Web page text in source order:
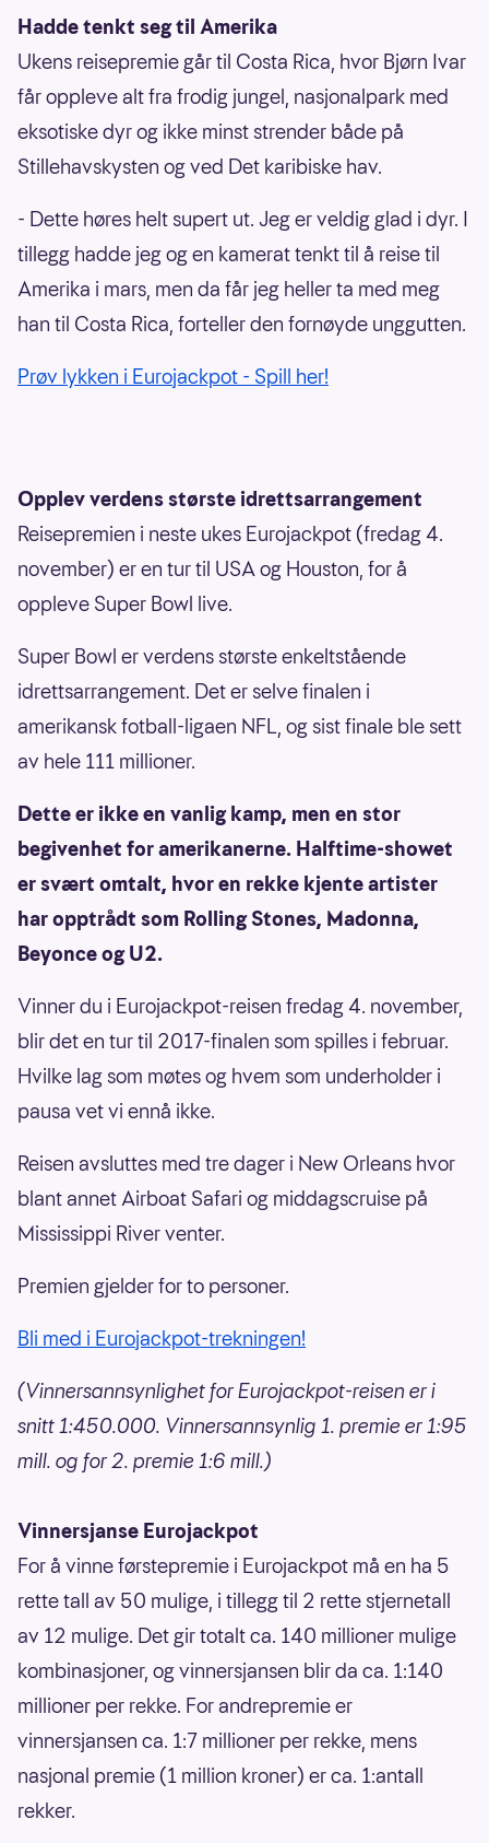
Hadde tenkt seg til Amerika
Ukens reisepremie går til Costa Rica, hvor Bjørn Ivar
får oppleve alt fra frodig jungel, nasjonalpark med
eksotiske dyr og ikke minst strender både på
Stillehavskysten og ved Det karibiske hav.
- Dette høres helt supert ut. Jeg er veldig glad i dyr. I
tillegg hadde jeg og en kamerat tenkt til å reise til
Amerika i mars, men da får jeg heller ta med meg
han til Costa Rica, forteller den fornøyde unggutten.
Prøv lykken i Eurojackpot - Spill her!
Opplev verdens største idrettsarrangement
Reisepremien i neste ukes Eurojackpot (fredag 4.
november) er en tur til USA og Houston, for å
oppleve Super Bowl live.
Super Bowl er verdens største enkeltstående
idrettsarrangement. Det er selve finalen i
amerikansk fotball-ligaen NFL, og sist finale ble sett
av hele 111 millioner.
Dette er ikke en vanlig kamp, men en stor
begivenhet for amerikanerne. Halftime-showet
er svært omtalt, hvor en rekke kjente artister
har opptrådt som Rolling Stones, Madonna,
Beyonce og U2.
Vinner du i Eurojackpot-reisen fredag 4. november,
blir det en tur til 2017-finalen som spilles i februar.
Hvilke lag som møtes og hvem som underholder i
pausa vet vi ennå ikke.
Reisen avsluttes med tre dager i New Orleans hvor
blant annet Airboat Safari og middagscruise på
Mississippi River venter.
Premien gjelder for to personer.
Bli med i Eurojackpot-trekningen!
(Vinnersannsynlighet for Eurojackpot-reisen er i
snitt 1:450.000. Vinnersannsynlig 1. premie er 1:95
mill. og for 2. premie 1:6 mill.)
Vinnersjanse Eurojackpot
For å vinne førstepremie i Eurojackpot må en ha 5
rette tall av 50 mulige, i tillegg til 2 rette stjernetall
av 12 mulige. Det gir totalt ca. 140 millioner mulige
kombinasjoner, og vinnersjansen blir da ca. 1:140
millioner per rekke. For andrepremie er
vinnersjansen ca. 1:7 millioner per rekke, mens
nasjonal premie (1 million kroner) er ca. 1:antall
rekker.